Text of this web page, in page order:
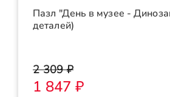
Пазл "День в музее -
деталей)
2 309 ₽
1 847 ₽